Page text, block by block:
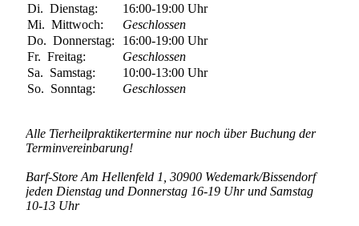
Di.Dienstag: 16:00-19:00 Uhr
Mi.Mittwoch:
Geschlossen
Do.Donnerstag: 16:00-19:00 Uhr
Fr.Freitag:
Geschlossen
Sa. Samstag: 10:00-13:00 Uhr
So. Sonntag: Geschlossen
Alle Tierheilpraktikertermine nur noch über Buchung der
Terminvereinbarung!
Barf-Store Am Hellenfeld 1, 30900 Wedemark/Bissendorf
jeden Dienstag und Donnerstag 16-19 Uhr und Samstag
10-13 Uhr